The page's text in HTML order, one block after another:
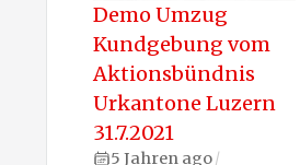
Demo Umzug
Kundgebung vom
Aktionsbündnis
Urkantone Luzern
31.7.2021
5 Jahren ago/